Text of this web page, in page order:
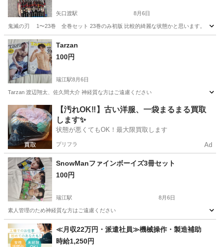
矢口渡駅 8月6日
鬼滅の刃 1〜23巻 全巻セット 23巻のみ初版 比較的綺麗な状態かと思います。
東京 大田区
Tarzan
100円
瑞江駅8月6日
Tarzan 渡辺翔太、佐久間大介 神経質な方はご遠慮ください
東京 江戸川区 瑞江駅 雑誌 Tarzan
【汚れOK‼️】古い洋服、一袋まるまる買取
します✨
状態が悪くてもOK！最大限買取します
プリフラ Ad
SnowManファインボーイズ3冊セット
100円
瑞江駅 8月6日
素人管理のため神経質な方はご遠慮ください
東京 江戸川区 瑞江駅 雑誌 SnowMan
≪月収22万円・派遣社員≫機械操作・製造補助
時給1,250円